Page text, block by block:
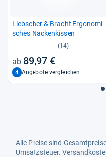
Lieb­scher & Bracht Ergo­no­mi­
sches Nacken­kis­sen
(14)
89,97 €
4 Angebote vergleichen
Alle Preise sind
Umsatzsteuer.